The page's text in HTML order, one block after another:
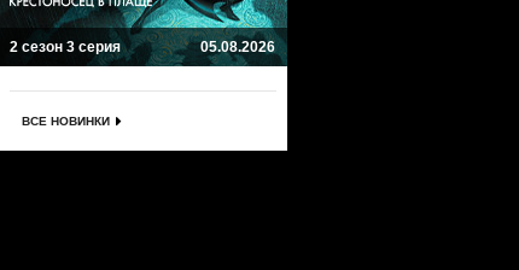
2 сезон 3 серия 05.08.2026
ВСЕ НОВИНКИ